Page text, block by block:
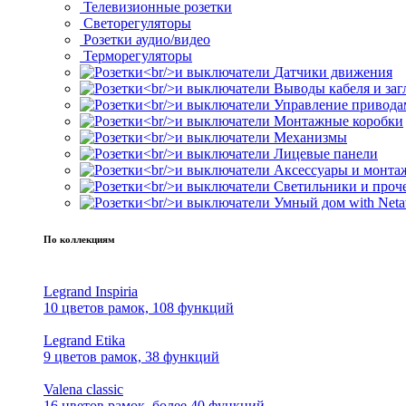
Телевизионные розетки
Светорегуляторы
Розетки аудио/видео
Терморегуляторы
Датчики движения
Выводы кабеля и
Управление
Монтажные коробки
Механизмы
Лицевые панели
Аксессуары и
Светильники и
Умный дом with
По коллекциям
Legrand Inspiria
10 цветов рамок, 108 функций
Legrand Etika
9 цветов рамок, 38 функций
Valena classic